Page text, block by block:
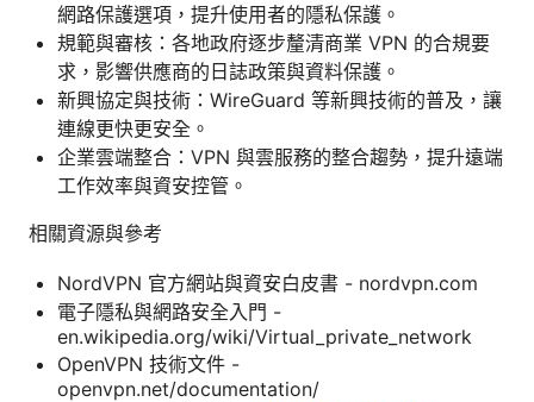
網路保護選項，提升使用者的隱私保護。
規範與審核：各地政府逐步釐清商業 VPN 的合規要
求，影響供應商的日誌政策與資料保護。
新興協定與技術：WireGuard 等新興技術的普及，讓
連線更快更安全。
企業雲端整合：VPN 與雲服務的整合趨勢，提升遠端
工作效率與資安控管。
相關資源與參考
NordVPN 官方網站與資安白皮書 - nordvpn.com
電子隱私與網路安全入門 -
en.wikipedia.org/wiki/Virtual_private_network
OpenVPN 技術文件 -
openvpn.net/documentation/